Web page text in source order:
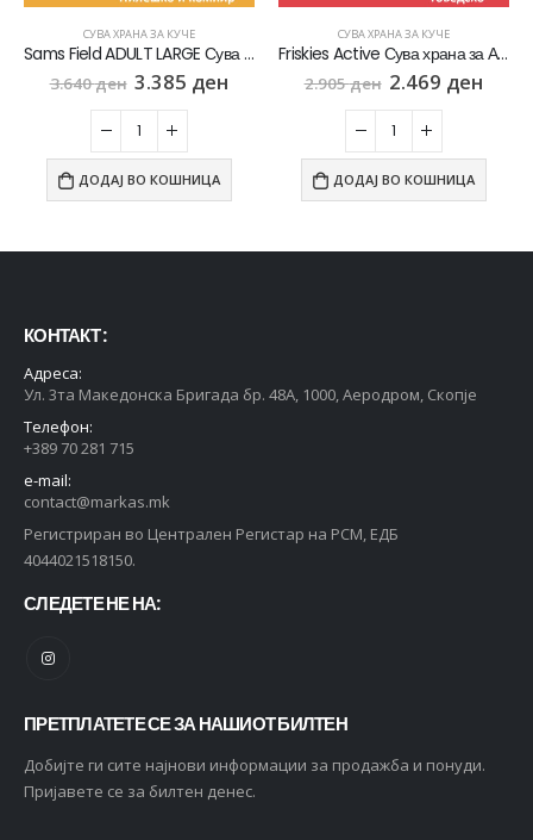
СУВА ХРАНА ЗА КУЧЕ
Sams Field ADULT LARGE Сува храна за Возрасни кучиња од Голем раст со Пилешко и компир [Вреќа 13кг]
3.640ден 3.385 ден
ДОДАЈ ВО КОШНИЦА
СУВА ХРАНА ЗА КУЧЕ
Friskies Active Сува храна за Активни кучиња со Говедско [Вреќа 15кг]
2.905ден 2.469 ден
ДОДАЈ ВО КОШНИЦА
КОНТАКТ :
Адреса:
Ул. 3та Македонска Бригада бр. 48А, 1000, Аеродром, Скопје
Телефон:
+389 70 281 715
e-mail:
contact@markas.mk
Регистриран во Централен Регистар на РСМ, ЕДБ
4044021518150.
СЛЕДЕТЕ НЕ НА:
ПРЕТПЛАТЕТЕ СЕ ЗА НАШИОТ БИЛТЕН
Добијте ги сите најнови информации за продажба и понуди.
Пријавете се за билтен денес.